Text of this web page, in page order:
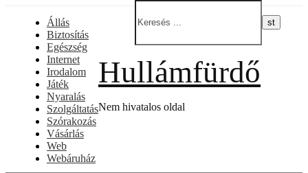
content
Állás
Biztosítás
Egészség
Internet
Irodalom
Játék
Nyaralás
Szolgáltatás
Szórakozás
Vásárlás
Web
Webáruház
Hullámfürdő
Nem hivatalos oldal